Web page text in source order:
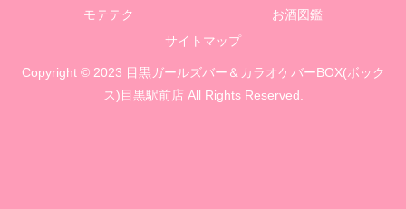
モテテク
お酒図鑑
サイトマップ
Copyright © 2023 目黒ガールズバー＆カラオケバーBOX(ボック
ス)目黒駅前店 All Rights Reserved.